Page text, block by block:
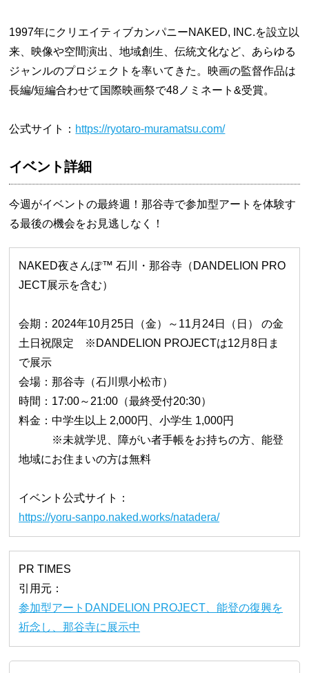
1997年にクリエイティブカンパニーNAKED, INC.を設立以
来、映像や空間演出、地域創生、伝統文化など、あらゆる
ジャンルのプロジェクトを率いてきた。映画の監督作品は
長編/短編合わせて国際映画祭で48ノミネート&受賞。
公式サイト： https://ryotaro-muramatsu.com/
イベント詳細
今週がイベントの最終週！那谷寺で参加型アートを体験す
る最後の機会をお見逃しなく！
NAKED夜さんぽ™ 石川・那谷寺（DANDELION PRO
JECT展示を含む）
会期：2024年10月25日（金）～11月24日（日） の金
土日祝限定 ※DANDELION PROJECTは12月8日ま
で展示
会場：那谷寺（石川県小松市）
時間：17:00～21:00（最終受付20:30）
料金：中学生以上 2,000円、小学生 1,000円
※未就学児、障がい者手帳をお持ちの方、能登
地域にお住まいの方は無料
イベント公式サイト：
https://yoru-sanpo.naked.works/natadera/
PR TIMES
引用元：
参加型アートDANDELION PROJECT、能登の復興を
祈念し、那谷寺に展示中